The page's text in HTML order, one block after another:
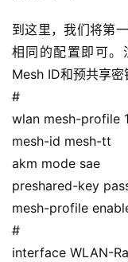
到这里，我们将第
相同的配置即可。
Mesh ID和预共享密
#
wlan mesh-profile 1
mesh-id mesh-tt
akm mode sae
preshared-key
mesh-profile
#
interface WLAN-